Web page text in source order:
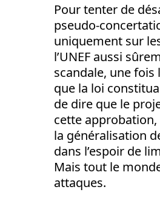
Pour tenter de
pseudo-
uniquement sur
l’UNEF aussi
scandale, une fois
que la loi
de dire que le
cette
la généralisation
dans l’espoir de
Mais tout le
attaques.